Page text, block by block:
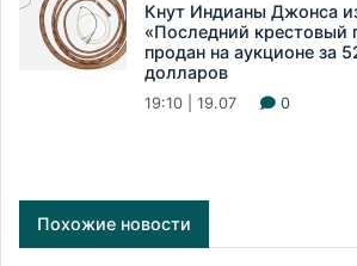
Кнут Индианы Джонса
«Последний крестовый
продан на аукционе за
долларов
19:10 | 19.07 0
Похожие новости